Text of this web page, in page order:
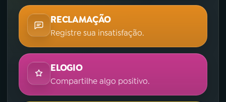
RECLAMAÇÃO
Registre sua insatisfação.
ELOGIO
Compartilhe algo positivo.